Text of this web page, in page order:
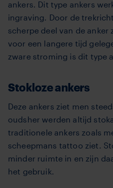
ankers. Dit type ankers
ingraving. Door de
scherpe deel van de anker
voor een langere tijd
zware stroming is dit type
Stokloze ankers
Deze ankers ziet men
oudsher werden altijd
traditionele ankers zoals
scheepmans tattoo ziet.
minder ruimte in en zijn
het gebruik.